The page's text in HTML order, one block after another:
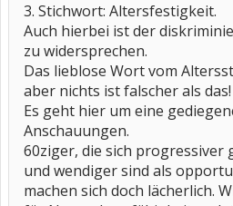
3. Stichwort: Altersfestigkeit.
Auch hierbei ist der
zu widersprechen.
Das lieblose Wort vom
aber nichts ist falscher als das!
Es geht hier um eine
Anschauungen.
60ziger, die sich progressiver
und wendiger sind als
machen sich doch lächerlich.